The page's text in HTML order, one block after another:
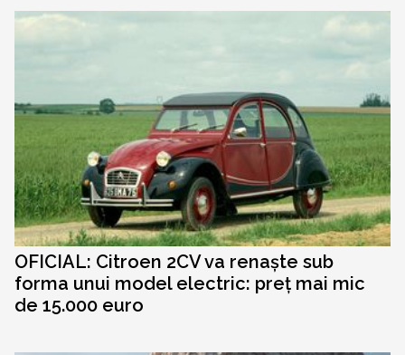
OFICIAL: Citroen 2CV va renaște sub
forma unui model electric: preț mai mic
de 15.000 euro